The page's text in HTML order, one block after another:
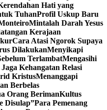
Hati yang
TuhanProfil Uskup Baru
Mintalah Darah Yesus
Kerajaan
Cara Atasi Ngorok Supaya
DilakukanMenyikapi
TerlambatMengasihi
Kehangatan Relasi
KristusMenanggapi
Berbelas
Orang BerimanKultus
Disulap”Para Pemenang